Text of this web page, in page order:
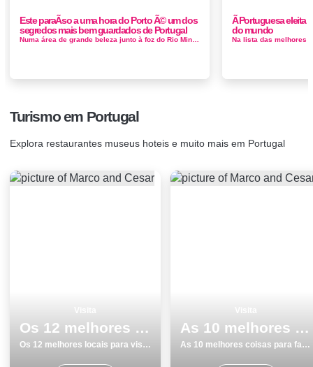
Este paraÃ­so a uma hora do Porto Ã© um dos
segredos mais bem guardados de Portugal
Ã Portuguesa eleita
do mundo
Turismo em Portugal
Explora restaurantes museus hoteis e muito mais em Portugal
Os 12 melhores locais para visitar em Viana do Castelo
Os 12 melhores locais para visitar em Viana do Castelo
As 10 melhores coisas para fazer no inverno em Aljezur
As 10 melhores coisas para fazer no inverno em Aljezur